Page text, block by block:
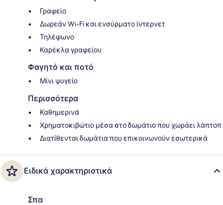
Γραφείο
Δωρεάν Wi-Fi και ενσύρματο ίντερνετ
Τηλέφωνο
Καρέκλα γραφείου
Φαγητό και ποτό
Μίνι ψυγείο
Περισσότερα
Καθημερινά
Χρηματοκιβώτιο μέσα στο δωμάτιο που χωράει λάπτοπ
Διατίθενται δωμάτια που επικοινωνούν εσωτερικά
Ειδικά χαρακτηριστικά
Σπα